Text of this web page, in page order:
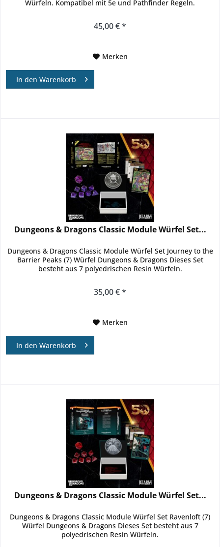
Würfeln. Kompatibel mit 5e und Pathfinder Regeln.
45,00 € *
Merken
In den Warenkorb
Dungeons & Dragons Classic Module Würfel Set...
Dungeons & Dragons Classic Module Würfel Set Journey to the
Barrier Peaks (7) Würfel Dungeons & Dragons Dieses Set
besteht aus 7 polyedrischen Resin Würfeln.
35,00 € *
Merken
In den Warenkorb
Dungeons & Dragons Classic Module Würfel Set...
Dungeons & Dragons Classic Module Würfel Set Ravenloft (7)
Würfel Dungeons & Dragons Dieses Set besteht aus 7
polyedrischen Resin Würfeln.